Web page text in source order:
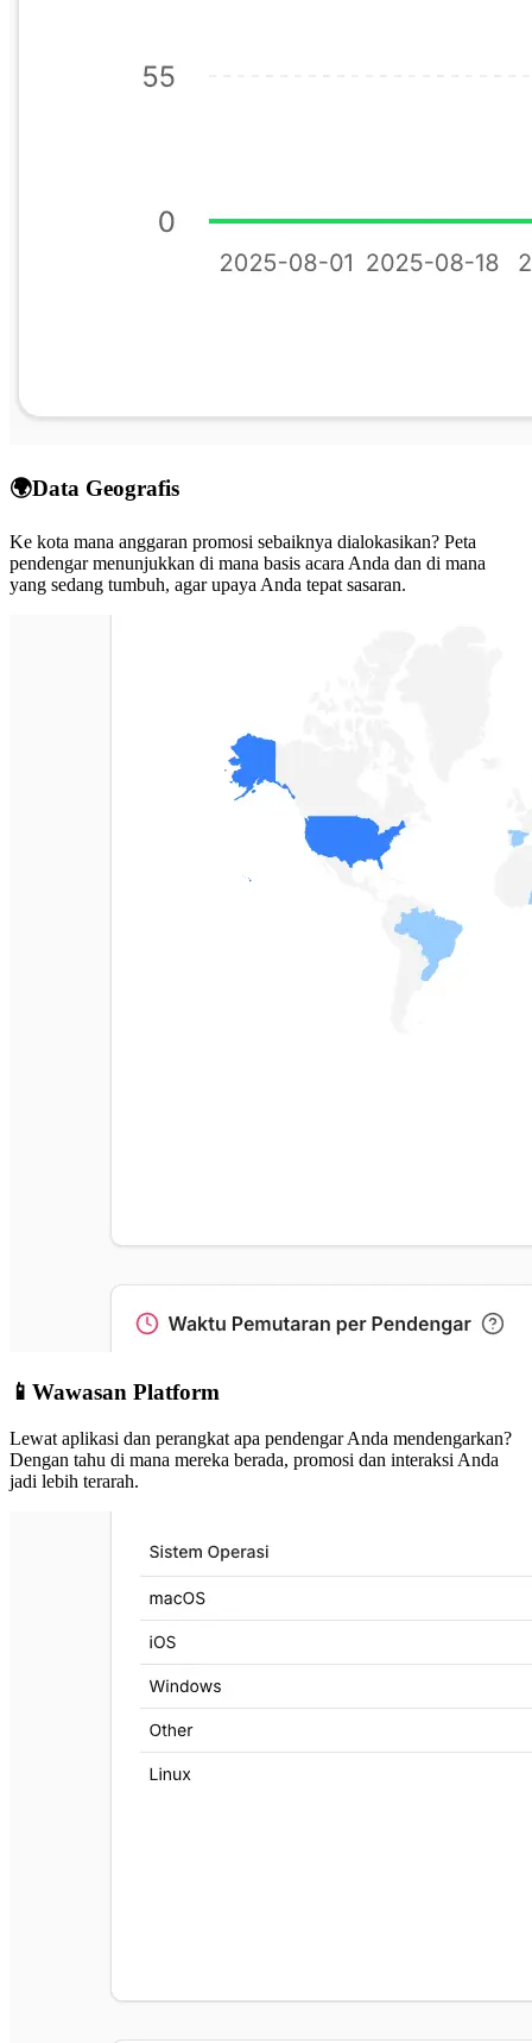
🌍Data Geografis
Ke kota mana anggaran promosi sebaiknya dialokasikan? Peta
pendengar menunjukkan di mana basis acara Anda dan di mana
yang sedang tumbuh, agar upaya Anda tepat sasaran.
📱 Wawasan Platform
Lewat aplikasi dan perangkat apa pendengar Anda mendengarkan?
Dengan tahu di mana mereka berada, promosi dan interaksi Anda
jadi lebih terarah.